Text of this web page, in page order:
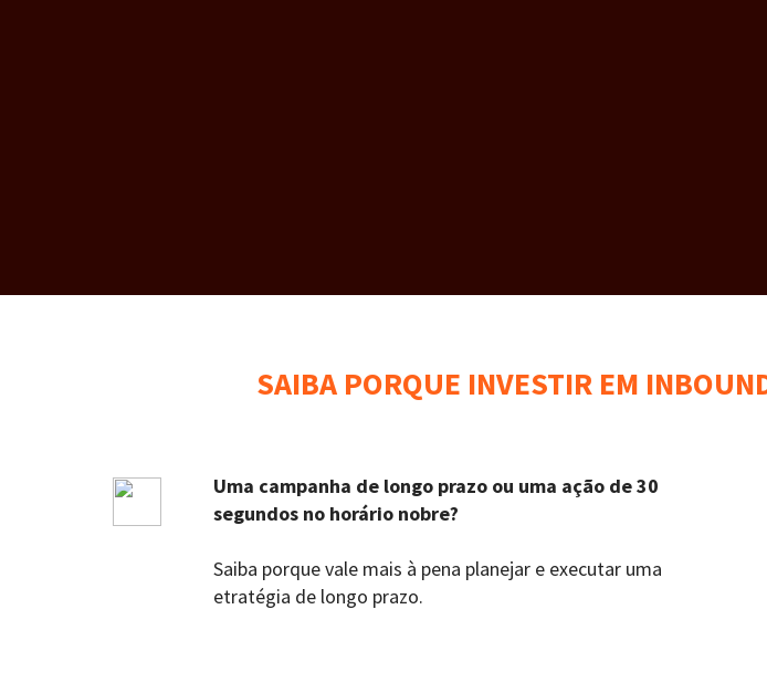
SAIBA PORQUE INVESTIR EM
Uma campanha de longo prazo ou uma ação de 30
segundos no horário nobre?
Saiba porque vale mais à pena planejar e executar uma
etratégia de longo prazo.